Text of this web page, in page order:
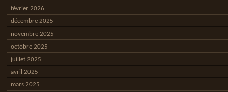
février 2026
décembre 2025
novembre 2025
octobre 2025
juillet 2025
avril 2025
mars 2025